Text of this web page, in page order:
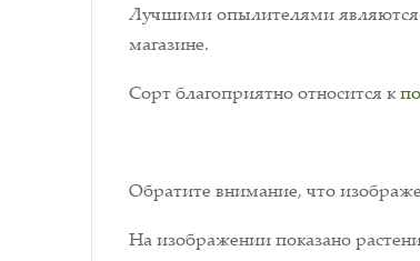
Лучшими опылителями являются
магазине.
Сорт благоприятно относится к
Обратите внимание, что
На изображении показано